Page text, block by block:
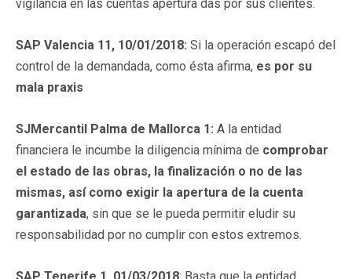
vigilancia en las cuentas apertura das por sus clientes.
SAP Valencia 11, 10/01/2018: Si la operación escapó del
control de la demandada, como ésta afirma, es por su
mala praxis
SJMercantil Palma de Mallorca 1: A la entidad
financiera le incumbe la diligencia mínima de comprobar
el estado de las obras, la finalización o no de las
mismas, así como exigir la apertura de la cuenta
garantizada, sin que se le pueda permitir eludir su
responsabilidad por no cumplir con estos extremos.